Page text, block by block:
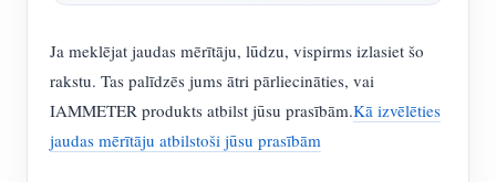
Ja meklējat jaudas mērītāju, lūdzu, vispirms izlasiet šo
rakstu. Tas palīdzēs jums ātri pārliecināties, vai
IAMMETER produkts atbilst jūsu prasībām.Kā izvēlēties
jaudas mērītāju atbilstoši jūsu prasībām